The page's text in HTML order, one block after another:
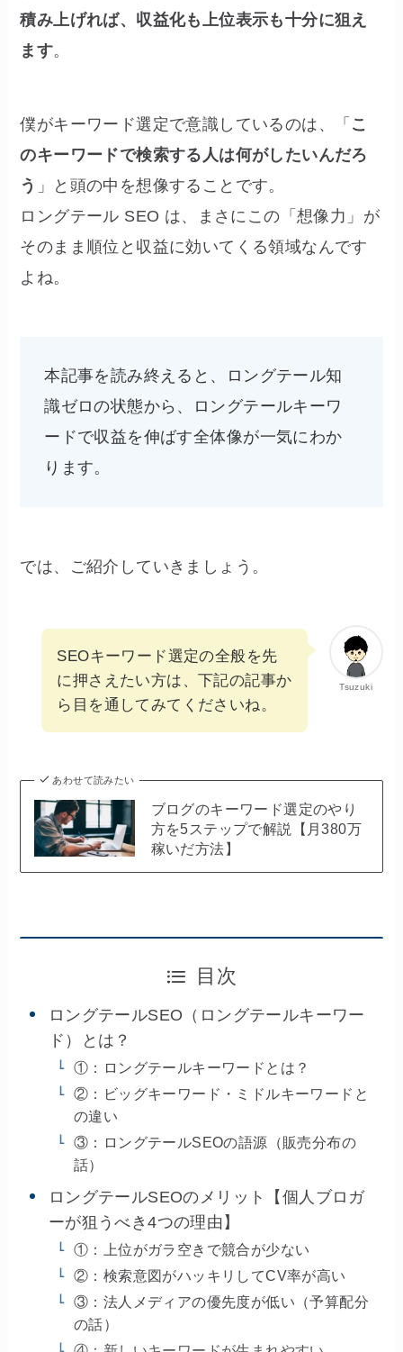
積み上げれば、収益化も上位表示も十分に狙え
ます。
僕がキーワード選定で意識しているのは、「 こ
のキーワードで検索する人は何がしたいんだろ
う 」と頭の中を想像することです。
ロングテール SEO は、まさにこの「想像力」が
そのまま順位と収益に効いてくる領域なんです
よね。
本記事を読み終えると、ロングテール知
識ゼロの状態から、ロングテールキーワ
ードで収益を伸ばす全体像が一気にわか
ります。
では、ご紹介していきましょう。
Tsuzuki
SEOキーワード選定の全般を先
に押さえたい方は、下記の記事か
ら目を通してみてくださいね。
あわせて読みたい
ブログのキーワード選定のやり
方を5ステップで解説【月380万
稼いだ方法】
目次
ロングテールSEO（ロングテールキーワー
ド）とは？
①：ロングテールキーワードとは？
②：ビッグキーワード・ミドルキーワードと
の違い
③：ロングテールSEOの語源（販売分布の
話）
ロングテールSEOのメリット【個人ブロガ
ーが狙うべき4つの理由】
①：上位がガラ空きで競合が少ない
②：検索意図がハッキリしてCV率が高い
③：法人メディアの優先度が低い（予算配分
の話）